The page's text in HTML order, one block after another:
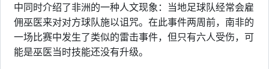
中同时介绍了非洲的一种人文现象：当地足球队经常会雇
佣巫医来对对方球队施以诅咒。在此事件两周前，南非的
一场比赛中发生了类似的雷击事件，但只有六人受伤，可
能是巫医当时技能还没有升级。